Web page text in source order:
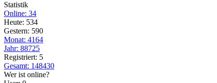
Statistik
Online: 34
Heute: 534
Gestern: 590
Monat: 4164
Jahr: 88725
Registriert: 5
Gesamt: 148430
Wer ist online?